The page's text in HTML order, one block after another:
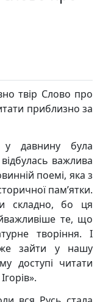
твір Слово про
приблизно за
давнину була
важлива
поемі, яка з
пам’ятки.
складно, бо ця
те, що
творіння. І
зайти у нашу
доступі читати